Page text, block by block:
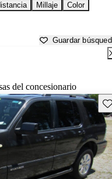
Millaje Color
Guardar
del concesionario